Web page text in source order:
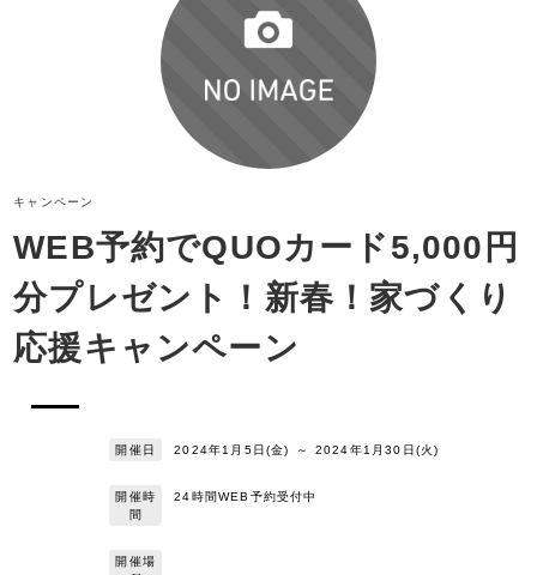
キャンペーン
WEB予約でQUOカード5,000円
分プレゼント！新春！家づくり
応援キャンペーン
開催日 2024年1月5日(金) ～ 2024年1月30日(火)
開催時
間
24時間WEB予約受付中
開催場